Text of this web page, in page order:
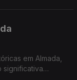
em Almada,
significativa